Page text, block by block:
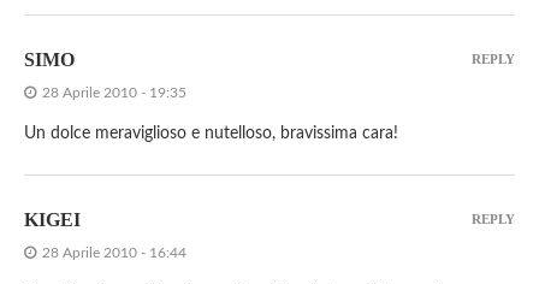
SIMO
28 Aprile 2010 - 19:35
Un dolce meraviglioso e nutelloso, bravissima cara!
REPLY
KIGEI
28 Aprile 2010 - 16:44
REPLY